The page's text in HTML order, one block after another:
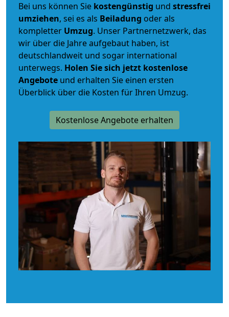
Bei uns können Sie kostengünstig und stressfrei
umziehen, sei es als Beiladung oder als
kompletter Umzug. Unser Partnernetzwerk, das
wir über die Jahre aufgebaut haben, ist
deutschlandweit und sogar international
unterwegs. Holen Sie sich jetzt kostenlose
Angebote und erhalten Sie einen ersten
Überblick über die Kosten für Ihren Umzug.
Kostenlose Angebote erhalten